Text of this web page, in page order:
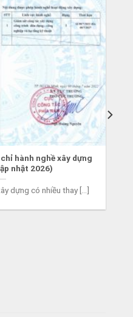
hành nghề xây dựng
nhật 2026)
dựng có nhiều thay [...]